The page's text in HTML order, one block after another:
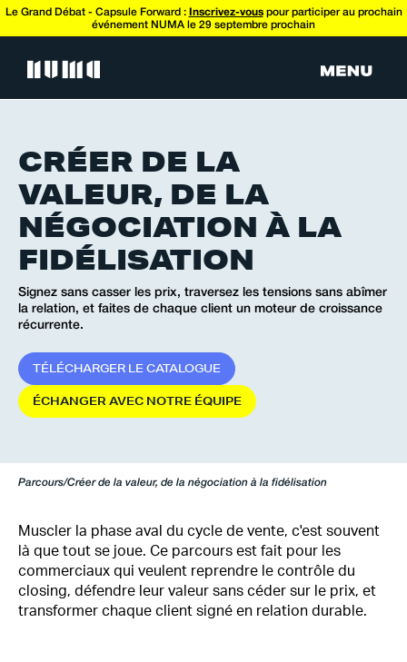
Le Grand Débat - Capsule Forward : Inscrivez-vouspour participer au prochain
événement NUMA le 29 septembre prochain
CRÉER DE LA
VALEUR, DE LA
NÉGOCIATION À LA
FIDÉLISATION
Signez sans casser les prix, traversez les tensions sans abîmer
la relation, et faites de chaque client un moteur de croissance
récurrente.
TÉLÉCHARGER LECATALOGUE
ÉCHANGERAVEC NOTRE ÉQUIPE
Parcours/Créer de la valeur, de la négociation à la fidélisation
Muscler la phase aval du cycle de vente, c'est souvent
là que tout se joue. Ce parcours est fait pour les
commerciaux qui veulent reprendre le contrôle du
closing, défendre leur valeur sans céder sur le prix, et
transformer chaque client signé en relation durable.